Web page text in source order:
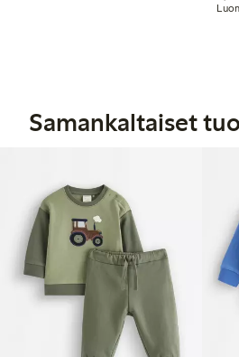
Samankaltaiset